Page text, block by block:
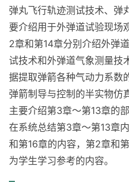
弹丸飞行轨迹测试技术、弹
要介绍用于外弹道试验现场
2章和第14章分别介绍外弹
试技术和外弹道气象测量技
据提取弹箭各种气动力系数
弹箭制导与控制的半实物仿
主要介绍第3章～第13章的
在系统总结第3章～第13章
和第16章的内容，第2章和
为学生学习参考的内容。